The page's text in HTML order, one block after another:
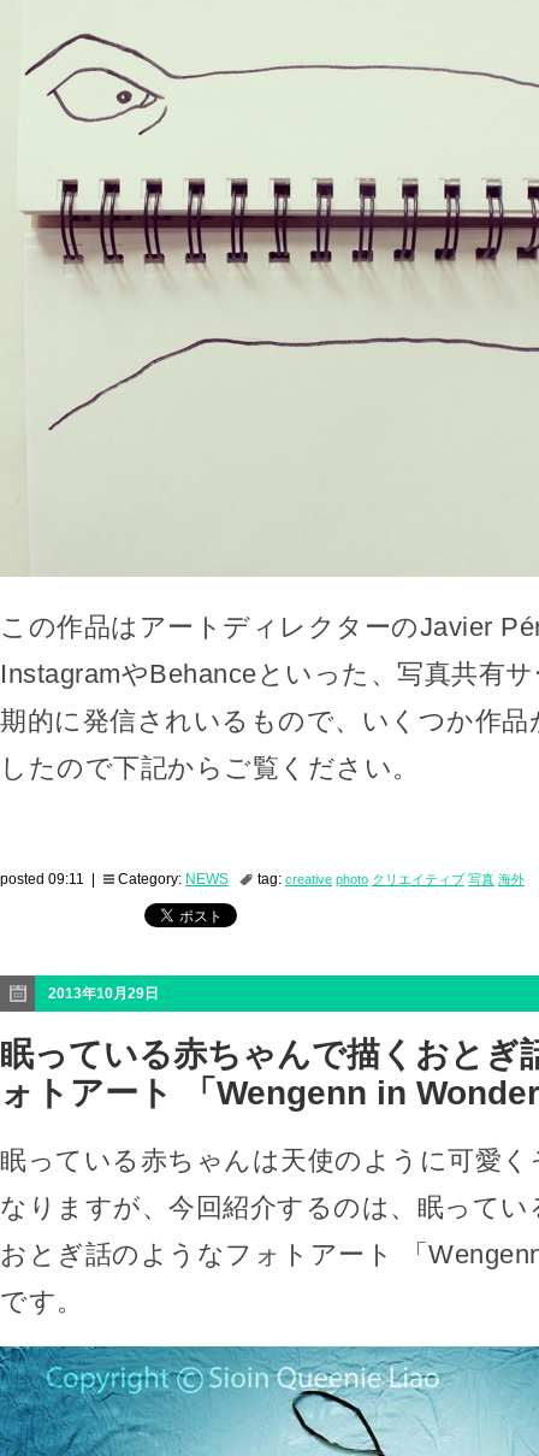
この作品はアートディレクターのJavier
InstagramやBehanceといった、写真共有
期的に発信されいるもので、いくつか作
したので下記からご覧ください。
posted 09:11 | Category: NEWS tag: creative photo クリエイティブ 写真 海外
2013年10月29日
眠っている赤ちゃんで描くおとぎ
ォトアート 「Wengenn in
眠っている赤ちゃんは天使のように可愛
なりますが、今回紹介するのは、眠って
おとぎ話のようなフォトアート 「
です。